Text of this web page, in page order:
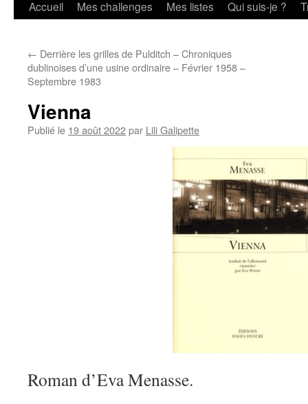
Aller
contenu
Accueil Mes challenges Mes listes Qui suis-je ?
← Derrière les grilles de Pulditch – Chroniques
dublinoises d’une usine ordinaire – Février 1958 –
Septembre 1983
Vienna
Publié le 19 août 2022par Lili Galipette
Roman d’Eva Menasse.